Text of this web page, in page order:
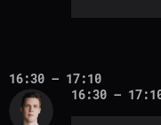
16:30 – 17:10
16:30 –